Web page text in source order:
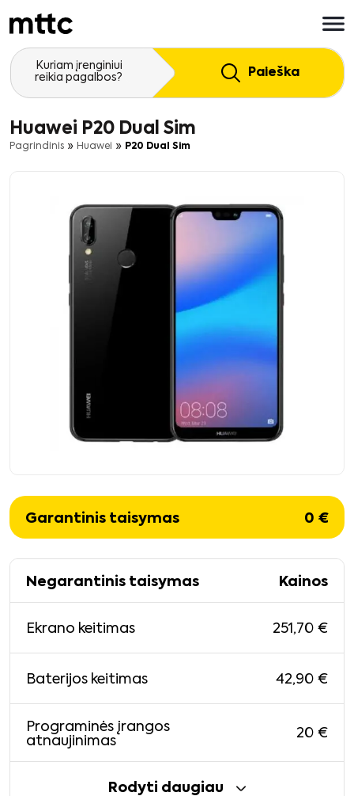
prie
pagrindinio
turinioKuriam įrenginiui
reikia pagalbos?
Paieška
Huawei P20 Dual Sim
Pagrindinis » Huawei » P20 Dual Sim
Garantinis taisymas 0 €
Negarantinis taisymas Kainos
Ekrano keitimas 251,70 €
Baterijos keitimas 42,90 €
Programinės įrangos
atnaujinimas
20 €
Rodyti daugiau